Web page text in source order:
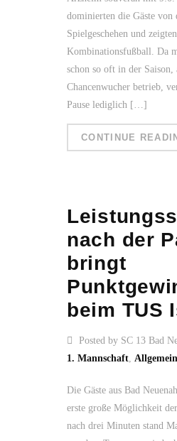
dominierten die Gäste von
Spielgeschehen und
Kombinationsfußball. Da
schon so oft in der
Chancenwucher betrieb,
Pause lediglich […]
CONTINUE
nach der
bringt
beim TUS
Posted by SC 13 Bad
1. Mannschaft, Allgemein
Die Gäste aus Bad
erste große Möglichkeit
nach drei Minuten stand